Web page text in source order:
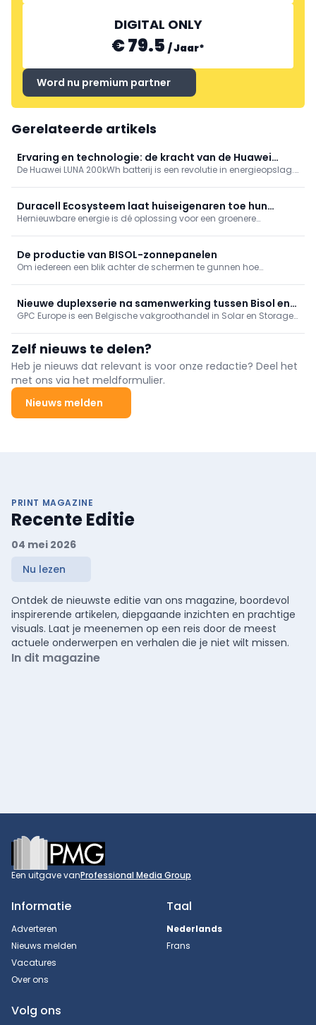
DIGITAL ONLY
€ 79.5 /Jaar*
Word nu premium partner
Gerelateerde artikels
Ervaring en technologie: de kracht van de Huawei
LUNA 200kWh batterij
De Huawei LUNA 200kWh batterij is een revolutie in energieopslag.
toepassingen moeiteloos worden bediend.
Duracell Ecosysteem laat huiseigenaren toe hun
energie optimaal te beheren
Hernieuwbare energie is dé oplossing voor een groenere
energieproducten (zonnepanelen, omvormers,
montagemateriaal en solartoebehoren) en batterijsystemen voor
De productie van BISOL-zonnepanelen
Om iedereen een blik achter de schermen te gunnen hoe
Nieuwe duplexserie na samenwerking tussen Bisol en
GPC Europe
GPC Europe is een Belgische vakgroothandel in Solar en Storage
installateurs en brengen nu een nieuwe serie op de markt.
Zelf nieuws te delen?
Heb je nieuws dat relevant is voor onze redactie? Deel het
met ons via het meldformulier.
Nieuws melden
PRINT MAGAZINE
Recente Editie
04 mei 2026
Nu lezen
Ontdek de nieuwste editie van ons magazine, boordevol
inspirerende artikelen, diepgaande inzichten en prachtige
visuals. Laat je meenemen op een reis door de meest
actuele onderwerpen en verhalen die je niet wilt missen.
In dit magazine
Footer
Een uitgave vanProfessional Media Group
Informatie
Adverteren
Nieuws melden
Vacatures
Over ons
Taal
Nederlands
Frans
Volg ons